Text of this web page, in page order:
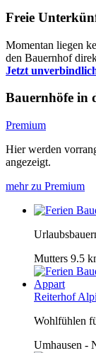
Freie
Momentan liegen
den Bauernhof
Jetzt
Bauernhöfe in
Premium
Hier werden
angezeigt.
mehr zu Premium
Mutters 9.5
Reiterhof
Wohlfühlen
Umhausen -